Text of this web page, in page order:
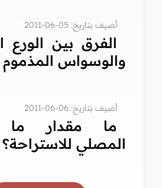
أضيف بتاريخ: 05-06-2011
الفرق بين الورع
والوسواس المذموم
أضيف بتاريخ: 06-06-2011
ما مقدار
المصلي للاستراحة؟